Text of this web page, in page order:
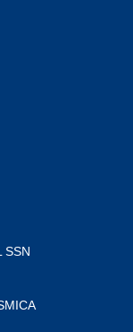
SSN